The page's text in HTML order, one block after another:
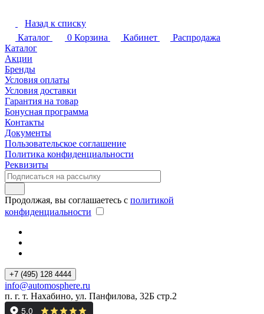
Назад к списку
Каталог
0 Корзина Кабинет
Распродажа
Каталог
Акции
Бренды
Условия оплаты
Условия доставки
Гарантия на товар
Бонусная программа
Контакты
Документы
Пользовательское соглашение
Политика конфиденциальности
Реквизиты
Продолжая, вы соглашаетесь с политикой
конфиденциальности
+7 (495) 128 4444
info@automosphere.ru
п. г. т. Нахабино, ул. Панфилова, 32Б стр.2